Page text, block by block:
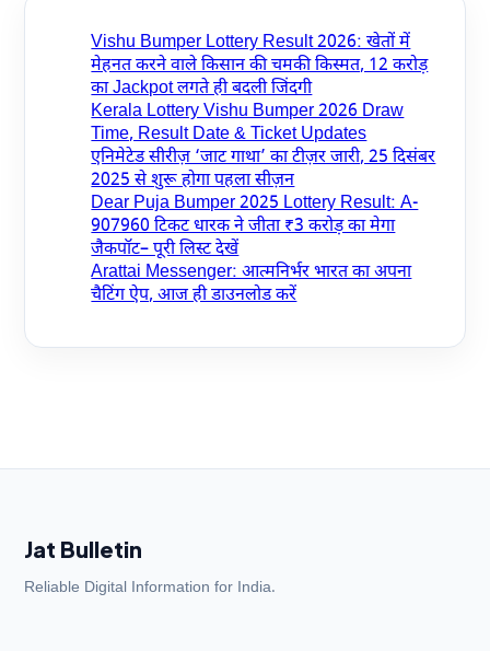
Vishu Bumper Lottery Result 2026: खेतों में
मेहनत करने वाले किसान की चमकी किस्मत, 12 करोड़
का Jackpot लगते ही बदली जिंदगी
Kerala Lottery Vishu Bumper 2026 Draw
Time, Result Date & Ticket Updates
एनिमेटेड सीरीज़ ‘जाट गाथा’ का टीज़र जारी, 25 दिसंबर
2025 से शुरू होगा पहला सीज़न
Dear Puja Bumper 2025 Lottery Result: A-
907960 टिकट धारक ने जीता ₹3 करोड़ का मेगा
जैकपॉट– पूरी लिस्ट देखें
Arattai Messenger: आत्मनिर्भर भारत का अपना
चैटिंग ऐप, आज ही डाउनलोड करें
Jat Bulletin
Reliable Digital Information for India.